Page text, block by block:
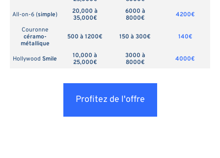
All-on-6 (simple)
20,000 à
35,000€
6000 à
8000€
4200€
Couronne
céramo-
métallique
500 à 1200€ 150 à 300€ 140€
Hollywood Smile
10,000 à
25,000€
3000 à
8000€
4000€
Profitez de l'offre